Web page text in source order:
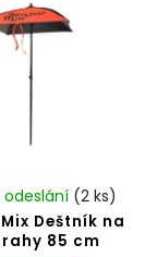
Deštník na
85 cm
odeslání (2 ks)